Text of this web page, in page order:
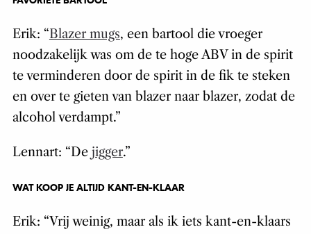
Erik: “Blazer mugs, een bartool die vroeger
noodzakelijk was om de te hoge ABV in de spirit
te verminderen door de spirit in de fik te steken
en over te gieten van blazer naar blazer, zodat de
alcohol verdampt.”
Lennart: “De jigger.”
WAT KOOP JE ALTIJD KANT-EN-KLAAR
Erik: “Vrij weinig, maar als ik iets kant-en-klaars